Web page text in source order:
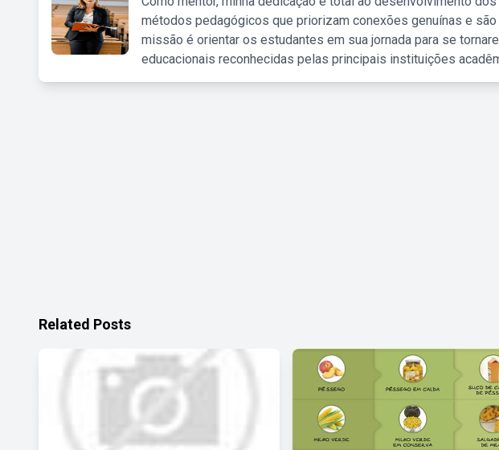
métodos pedagógicos que priorizam conexões genuínas e
missão é orientar os estudantes em sua jornada para se
educacionais reconhecidas pelas principais instituições
Related Posts